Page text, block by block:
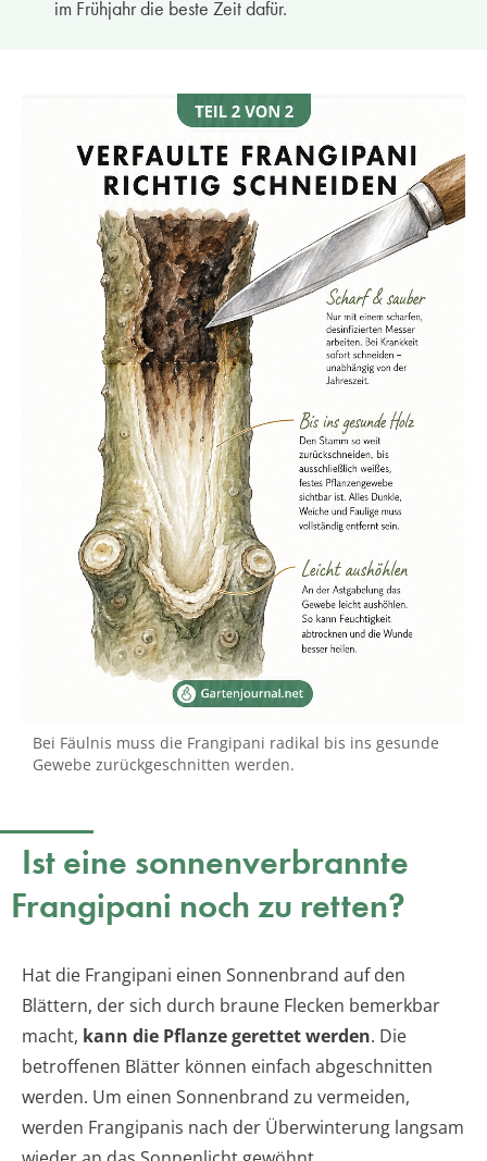
im Frühjahr die beste Zeit dafür.
Bei Fäulnis muss die Frangipani radikal bis ins gesunde
Gewebe zurückgeschnitten werden.
Ist eine sonnenverbrannte
Frangipani noch zu retten?
Hat die Frangipani einen Sonnenbrand auf den
Blättern, der sich durch braune Flecken bemerkbar
macht, kann die Pflanze gerettet werden. Die
betroffenen Blätter können einfach abgeschnitten
werden. Um einen Sonnenbrand zu vermeiden,
werden Frangipanis nach der Überwinterung langsam